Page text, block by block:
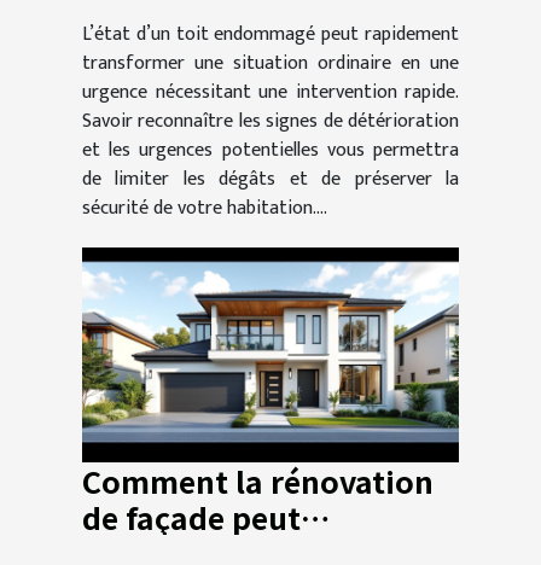
L’état d’un toit endommagé peut rapidement
transformer une situation ordinaire en une
urgence nécessitant une intervention rapide.
Savoir reconnaître les signes de détérioration
et les urgences potentielles vous permettra
de limiter les dégâts et de préserver la
sécurité de votre habitation....
Comment la rénovation
de façade peut